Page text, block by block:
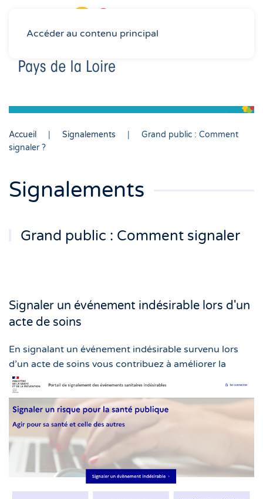
Accéder au contenu principal
Accueil Signalements
Grand public : Comment
signaler ?
Signalements
Grand public : Comment signaler
Signaler un événement indésirable lors d'un
acte de soins
En signalant un événement indésirable survenu lors
d’un acte de soins vous contribuez à améliorer la